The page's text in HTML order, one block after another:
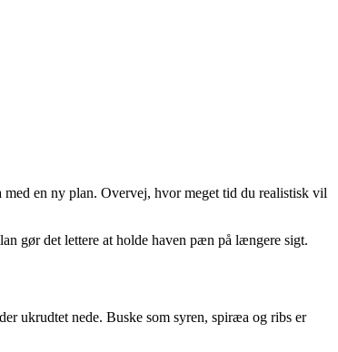
en ny plan. Overvej, hvor meget tid du realistisk vil
gør det lettere at holde haven pæn på længere sigt.
ukrudtet nede. Buske som syren, spiræa og ribs er